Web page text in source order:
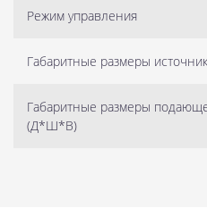
Режим управления
Габаритные размеры
Габаритные размеры
(Д*Ш*В)